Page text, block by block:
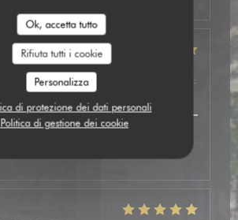
Ok, accetta tutto
Rifiuta tutti i cookie
Personalizza
di protezione dei dati personali
Politica di gestione dei cookie
- Ospiti 3
: 5/5 Cucina
:
Plats délicieux. Nous